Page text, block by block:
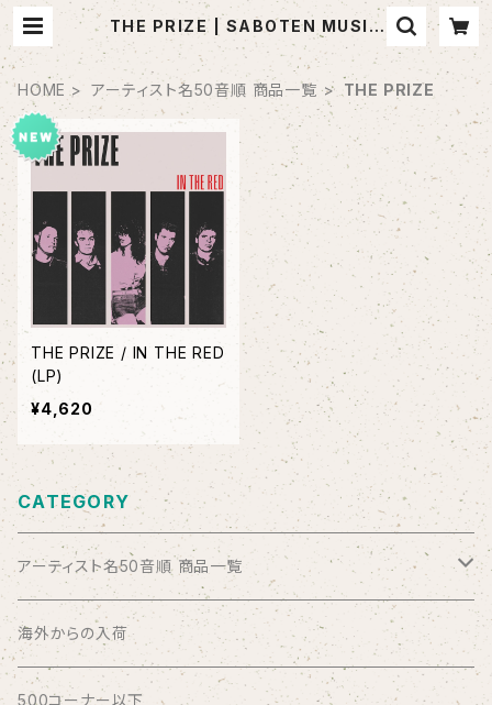
THE PRIZE | SABOTEN MUSIC
(セレクトCDショップ)
HOME アーティスト名50音順 商品一覧 THE PRIZE
THE PRIZE / IN THE RED
(LP)
¥4,620
CATEGORY
アーティスト名50音順 商品一覧
ABSOLUTE LOSERS
AFRICA
海外からの入荷
500コーナー以下